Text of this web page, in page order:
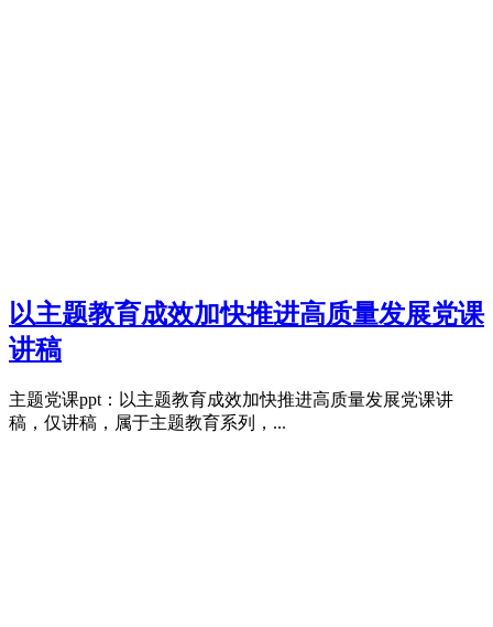
以主题教育成效加快推进高质量发展党课
讲稿
主题党课ppt：以主题教育成效加快推进高质量发展党课讲
稿，仅讲稿，属于主题教育系列，...